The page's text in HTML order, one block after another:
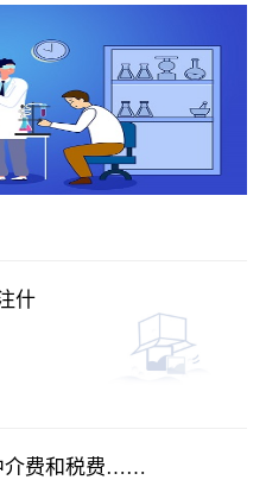
什
介费和税费……